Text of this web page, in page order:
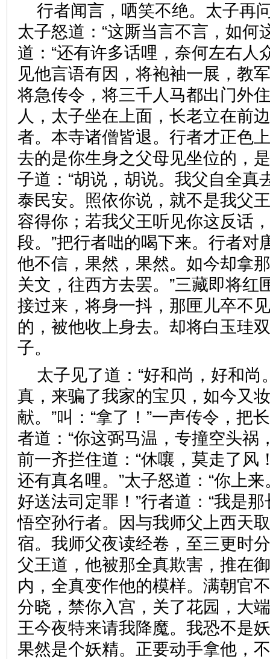
行者闻言，哂笑不绝。太子再
太子怒道：“这厮当言不言，如何
道：“还有许多话哩，奈何左右人
见他言语有因，将袍袖一展，教
将急传令，将三千人马都出门外
人，太子坐在上面，长老立在前
者。本寺诸僧皆退。行者才正色
去的是你生身之父母见坐位的，
子道：“胡说，胡说。我父自全真
泰民安。照依你说，就不是我父
容得你；若我父王听见你这反话
段。”把行者咄的喝下来。行者对
他不信，果然，果然。如今却拿
关文，往西方去罢。”三藏即将红
接过来，将身一抖，那匣儿卒不
的，被他收上身去。却将白玉珪
子。
太子见了道：“好和尚，好和
真，来骗了我家的宝贝，如今又
献。”叫：“拿了！”一声传令，把
者道：“你这弼马温，专撞空头祸
前一齐拦住道：“休嚷，莫走了风
还有真名哩。”太子怒道：“你上
好送法司定罪！”行者道：“我是
悟空孙行者。因与我师父上西天
宿。我师父夜读经卷，至三更时
父王道，他被那全真欺害，推在
内，全真变作他的模样。满朝官
分晓，禁你入宫，关了花园，大
王今夜特来请我降魔。我恐不是
果然是个妖精。正要动手拿他，